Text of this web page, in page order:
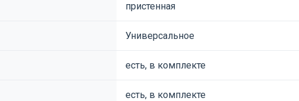
пристенная
Универсальное
есть, в комплекте
есть, в комплекте